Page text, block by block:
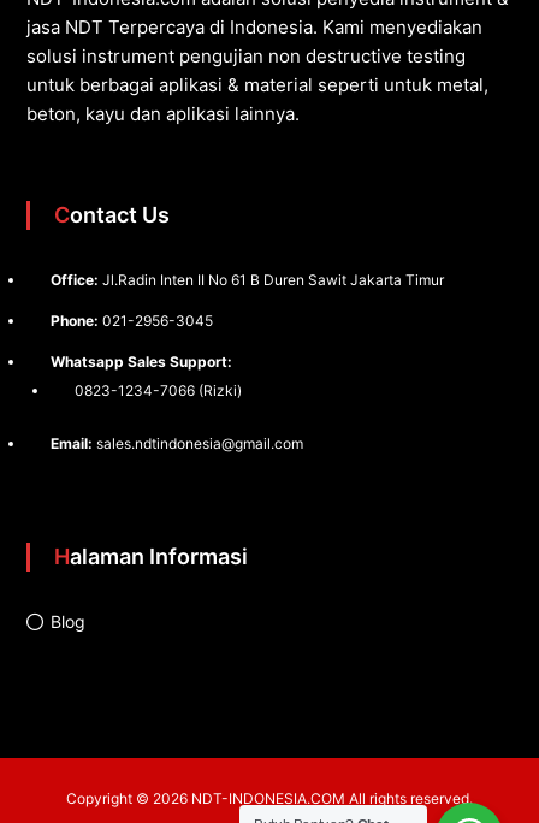
jasa NDT Terpercaya di Indonesia. Kami menyediakan
solusi instrument pengujian non destructive testing
untuk berbagai aplikasi & material seperti untuk metal,
beton, kayu dan aplikasi lainnya.
Contact Us
Office: Jl.Radin Inten II No 61 B Duren Sawit Jakarta Timur
Phone: 021-2956-3045
Whatsapp Sales Support:
0823-1234-7066 (Rizki)
Email: sales.ndtindonesia@gmail.com
Halaman Informasi
Blog
Copyright © 2026 NDT-INDONESIA.COM All rights reserved.